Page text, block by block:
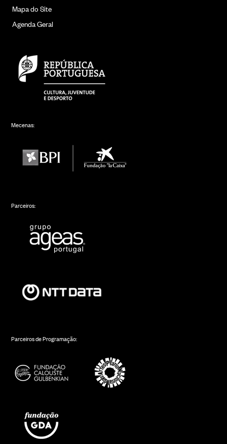
Mapa do Site
Agenda Geral
Mecenas:
Parceiros:
Parceiros de Programação: